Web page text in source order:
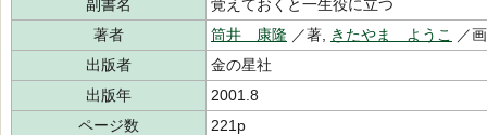
副書名
覚えておくと一生役に立つ
著者
筒井 康隆 ／著, きたやま ようこ
／
出版者
金の星社
出版年
2001.8
ページ数
221p